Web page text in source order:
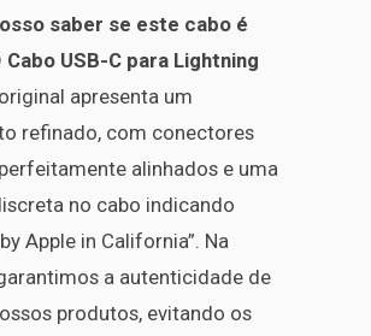
saber se este cabo é
Cabo USB-C para Lightning
original apresenta um
refinado, com conectores
alinhados e uma
no cabo indicando
Apple in California”. Na
a autenticidade de
produtos, evitando os